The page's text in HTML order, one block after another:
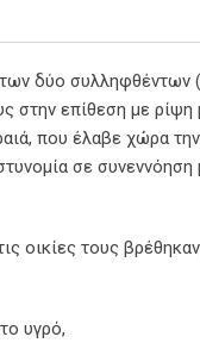
των δύο συλληφθέντων
στην επίθεση με
που έλαβε χώρα
σε συνεννόηση
οικίες τους
υγρό,